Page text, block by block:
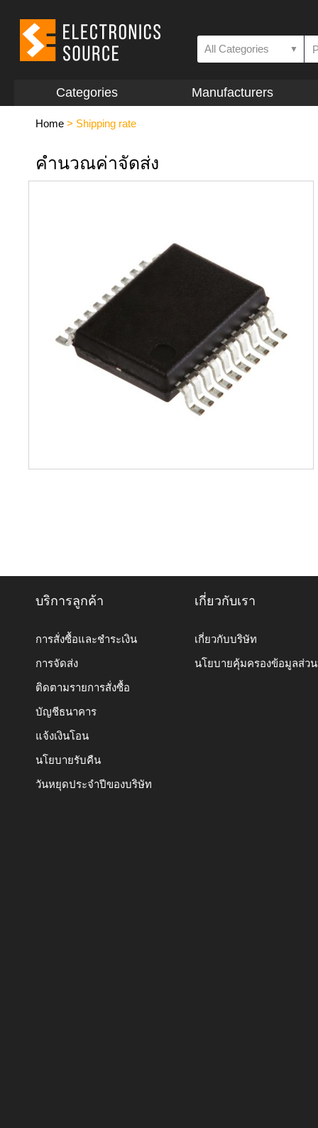
All Categories ▼
Categories Manufacturers
Home > Shipping rate
คำนวณค่าจัดส่ง
บริการลูกค้า
การสั่งซื้อและชำระเงิน
การจัดส่ง
ติดตามรายการสั่งซื้อ
บัญชีธนาคาร
แจ้งเงินโอน
นโยบายรับคืน
วันหยุดประจำปีของบริษัท
เกี่ยวกับเรา
เกี่ยวกับบริษัท
นโยบายคุ้มครองข้อมูลส่ว